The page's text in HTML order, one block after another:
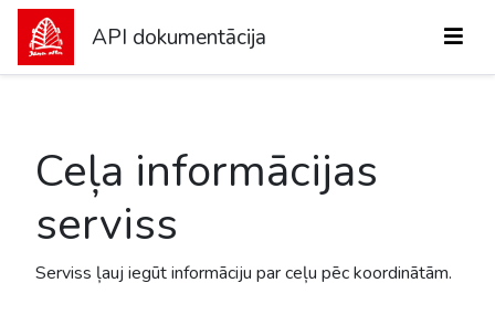
API dokumentācija
Ceļa informācijas
serviss
Serviss ļauj iegūt informāciju par ceļu pēc koordinātām.